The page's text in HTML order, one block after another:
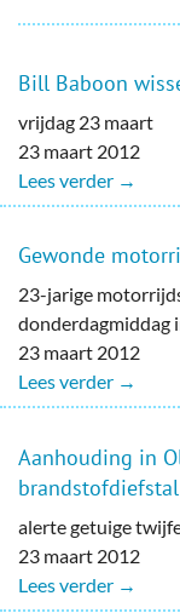
Bill Baboon
vrijdag 23 maart
23 maart 2012
Lees verder →
Gewonde
23-jarige
donderdagmiddag
23 maart 2012
Lees verder →
Aanhouding in
brandstofdiefstal
alerte getuige
23 maart 2012
Lees verder →